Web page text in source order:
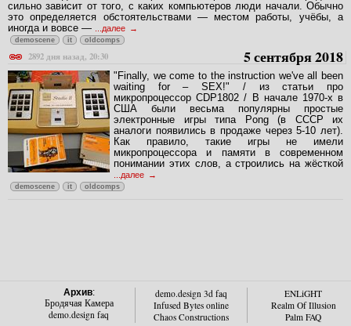
сильно зависит от того, с каких компьютеров люди начали. Обычно
это определяется обстоятельствами — местом работы, учёбы, а
иногда и вовсе —
...далее
demoscene it oldcomps
2892 дня назад, 20:30 5 сентября 2018
"Finally, we come to the instruction we've all been
waiting for – SEX!" / из статьи про
микропроцессор CDP1802 / В начале 1970-х в
США были весьма популярны простые
электронные игры типа Pong (в СССР их
аналоги появились в продаже через 5-10 лет).
Как правило, такие игры не имели
микропроцессора и памяти в современном
понимании этих слов, а строились на жёсткой
...далее
demoscene it oldcomps
Архив:
Бродячая Камера
demo.design faq
demo.design 3d faq
Infused Bytes online
Chaos Constructions
ENLiGHT
Realm Of Illusion
Palm FAQ